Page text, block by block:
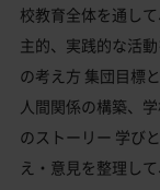
校教育全体を通し
主的、実践的な活
の考え方 集団目標
人間関係の構築、
のストーリー 学び
え・意見を整理し